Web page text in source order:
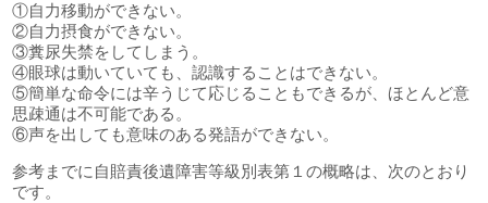
①自力移動ができない。
②自力摂食ができない。
③糞尿失禁をしてしまう。
④眼球は動いていても、認識することはできない。
⑤簡単な命令には辛うじて応じることもできるが、ほとんど意
思疎通は不可能である。
⑥声を出しても意味のある発語ができない。
参考までに自賠責後遺障害等級別表第１の概略は、次のとおり
です。